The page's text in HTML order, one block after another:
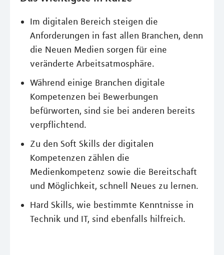
Im digitalen Bereich steigen die
Anforderungen in fast allen Branchen, denn
die Neuen Medien sorgen für eine
veränderte Arbeitsatmosphäre.
Während einige Branchen digitale
Kompetenzen bei Bewerbungen
befürworten, sind sie bei anderen bereits
verpflichtend.
Zu den Soft Skills der digitalen
Kompetenzen zählen die
Medienkompetenz sowie die Bereitschaft
und Möglichkeit, schnell Neues zu lernen.
Hard Skills, wie bestimmte Kenntnisse in
Technik und IT, sind ebenfalls hilfreich.